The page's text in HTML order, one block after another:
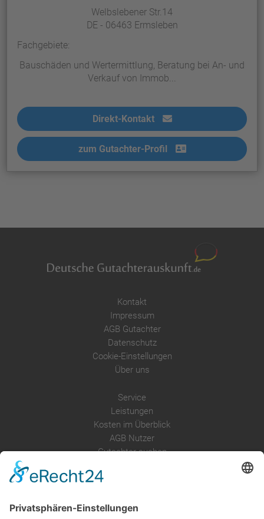
Welbslebener Str.14
DE - 06463 Ermsleben
Fachgebiete:
Bauschäden und Wertermittlung, Beratung bei An- und
Verkauf von Immob...
Direkt-Kontakt
zum Gutachter-Profil
Kontakt
Impressum
AGB Gutachter
Datenschutz
Cookie-Einstellungen
Über uns
Service
Leistungen
Kosten im Überblick
AGB Nutzer
Gutachter suchen
Anfrage